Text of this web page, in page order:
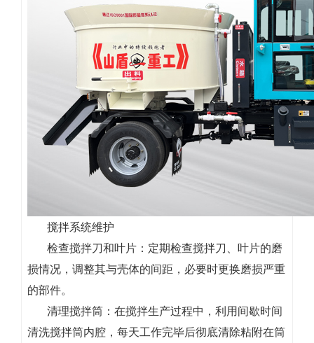
搅拌系统维护
检查搅拌刀和叶片：定期检查搅拌刀、叶片的磨
损情况，调整其与壳体的间距，必要时更换磨损严重
的部件。
清理搅拌筒：在搅拌生产过程中，利用间歇时间
清洗搅拌筒内腔，每天工作完毕后彻底清除粘附在筒